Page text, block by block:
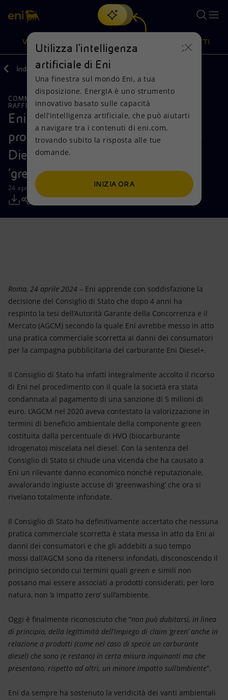
Cerca
scopri EnergIA, la nostra nuova soluzione di intelligenza
artificiale.
VISIONE
Visione
Mission e valori
Persone e Partnership
Net Zero
Modello satellitare
Azioni
Diversificazione energetica
Tecnologie per la transizione
Collaborazioni per l'innovazione
Attività nel mondo
PRODOTTI
Prodotti
Imprese
Mobilità
Indietro Media Comunicati Stampa
COMMENTI E PRECISAZIONI
RAFFINAZIONE E BIORAFFINAZIONE
Eni: il Consiglio di Stato annulla il
provvedimento dell’AGCM sul caso
Diesel+ e definisce il concetto di
‘green claim’
24 aprile 2024 - 10:00 CEST
Roma, 24 aprile 2024 – Eni apprende con soddisfazione la
decisione del Consiglio di Stato che dopo 4 anni ha
respinto la tesi dell’Autorità Garante della Concorrenza e il
Mercato (AGCM) secondo la quale Eni avrebbe messo in atto
una pratica commerciale scorretta ai danni dei consumatori
per la campagna pubblicitaria del carburante Eni Diesel+.
Il Consiglio di Stato ha infatti integralmente accolto il ricorso
di Eni nel procedimento con il quale la società era stata
condannata al pagamento di una sanzione di 5 milioni di
euro. L’AGCM nel 2020 aveva contestato la valorizzazione in
termini di beneficio ambientale della componente green
costituita dalla percentuale di HVO (biocarburante
idrogenato) miscelata nel diesel. Con la sentenza del
Consiglio di Stato si chiude una vicenda che ha causato a
Eni un rilevante danno economico nonché reputazionale,
avvalorando ingiuste accuse di ‘greenwashing’ che ora si
rivelano totalmente infondate.
Il Consiglio di Stato ha definitivamente accertato che nessuna
pratica commerciale scorretta è stata messa in atto da Eni ai
danni dei consumatori e che gli addebiti a suo tempo
mossi dall’AGCM sono da ritenersi infondati, disconoscendo il
principio secondo cui termini quali green e simili non
possano mai essere associati a prodotti considerati, per loro
natura, non ‘a impatto zero’ sull’ambiente.
Oggi è finalmente riconosciuto che “non può dubitarsi, in linea
di principio, della legittimità dell’impiego di claim ‘green’ anche in
relazione a prodotti (come nel caso di specie un carburante
diesel) che sono (e restano) in certa misura inquinanti ma che
presentano, rispetto ad altri, un minore impatto sull’ambiente”.
Eni da sempre ha sostenuto la veridicità dei vanti ambientali
Utilizza l'intelligenza
artificiale di Eni
Una finestra sul mondo Eni, a tua
disposizione. EnergIA è uno strumento
innovativo basato sulle capacità
dell’intelligenza artificiale, che può aiutarti
a navigare tra i contenuti di eni.com,
trovando subito la risposta alle tue
domande.
INIZIA ORA